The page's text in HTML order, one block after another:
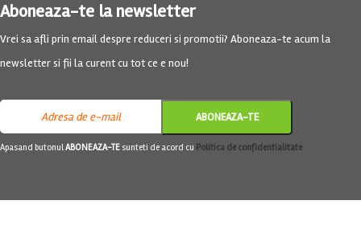
Aboneaza-te la newsletter
Vrei sa afli prin email despre reduceri si promotii? Aboneaza-te acum la
newsletter si fii la curent cu tot ce e nou!
Apasand butonulABONEAZA-TE sunteti de acord cu Politica de confidentialitate